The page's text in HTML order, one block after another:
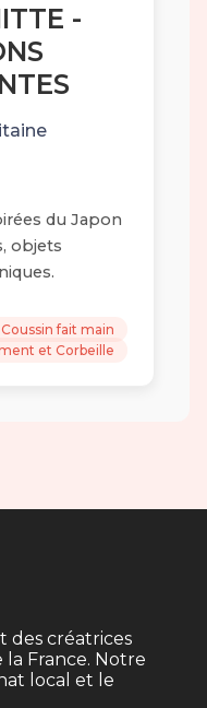
-
du Japon
objets
Coussin fait main
et Corbeille
des créatrices
France. Notre
local et le